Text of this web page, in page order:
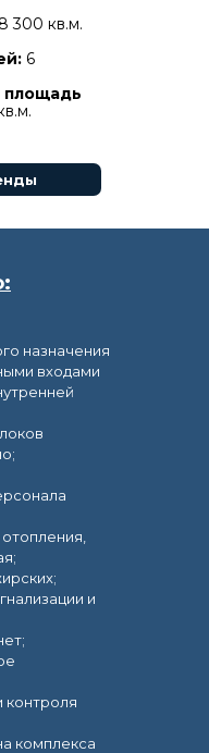
8 300 кв.м.
6
площадь
назначения
входами
и
контроля
комплекса